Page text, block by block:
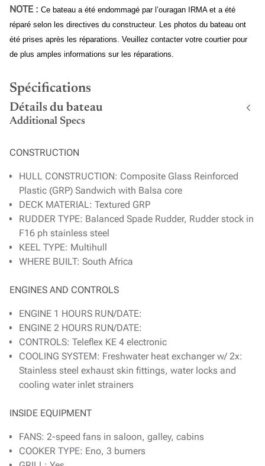
NOTE : Ce bateau a été endommagé par l’ouragan IRMA et a été
réparé selon les directives du constructeur. Les photos du bateau ont
été prises après les réparations. Veuillez contacter votre courtier pour
de plus amples informations sur les réparations.
Spécifications
Détails du bateau
Additional Specs
CONSTRUCTION
HULL CONSTRUCTION: Composite Glass Reinforced
Plastic (GRP) Sandwich with Balsa core
DECK MATERIAL: Textured GRP
RUDDER TYPE: Balanced Spade Rudder, Rudder stock in
F16 ph stainless steel
KEEL TYPE: Multihull
WHERE BUILT: South Africa
ENGINES AND CONTROLS
ENGINE 1 HOURS RUN/DATE:
ENGINE 2 HOURS RUN/DATE:
CONTROLS: Teleflex KE 4 electronic
COOLING SYSTEM: Freshwater heat exchanger w/ 2x:
Stainless steel exhaust skin fittings, water locks and
cooling water inlet strainers
INSIDE EQUIPMENT
FANS: 2-speed fans in saloon, galley, cabins
COOKER TYPE: Eno, 3 burners